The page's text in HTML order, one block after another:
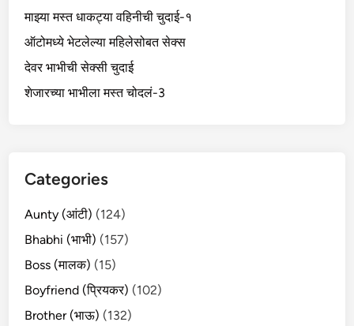
माझ्या मस्त धाकट्या वहिनीची चुदाई-१
ऑटोमध्ये भेटलेल्या महिलेसोबत सेक्स
देवर भाभीची सेक्सी चुदाई
शेजारच्या भाभीला मस्त चोदलं-3
Categories
Aunty (आंटी) (124)
Bhabhi (भाभी) (157)
Boss (मालक) (15)
Boyfriend (प्रियकर) (102)
Brother (भाऊ) (132)